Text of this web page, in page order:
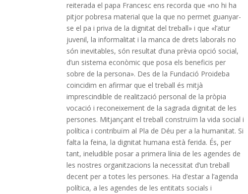
reiterada el papa Francesc ens recorda que «no hi ha
pitjor pobresa material que la que no permet guanyar-
se el pa i priva de la dignitat del treball» i que «l’atur
juvenil, la informalitat i la manca de drets laborals no
són inevitables, són resultat d’una prèvia opció social,
d’un sistema econòmic que posa els beneficis per
sobre de la persona». Des de la Fundació Proideba
coincidim en afirmar que el treball és mitjà
imprescindible de realització personal de la pròpia
vocació i reconeixement de la sagrada dignitat de les
persones. Mitjançant el treball construïm la vida social i
política i contribuïm al Pla de Déu per a la humanitat. Si
falta la feina, la dignitat humana està ferida. És, per
tant, ineludible posar a primera línia de les agendes de
les nostres organitzacions la necessitat d’un treball
decent per a totes les persones. Ha d’estar a l’agenda
política, a les agendes de les entitats socials i